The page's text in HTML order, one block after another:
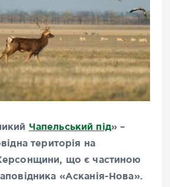
Чапельський під» –
територія на
що є частиною
«Асканія-Нова».